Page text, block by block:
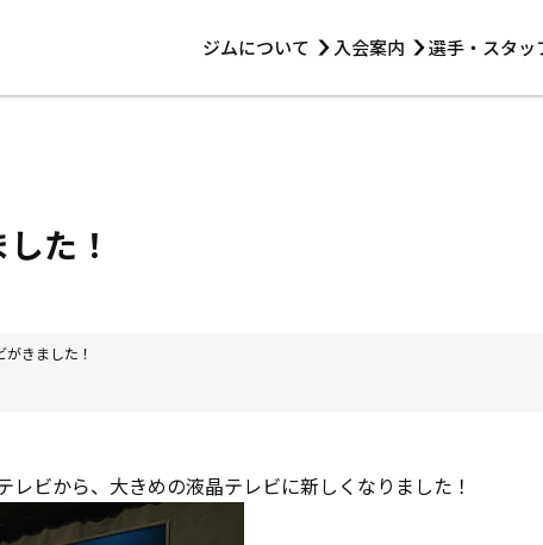
ジムについて 入会案内 選手・スタッ
た！
きました！
レビから、大きめの液晶テレビに新しくなりました！